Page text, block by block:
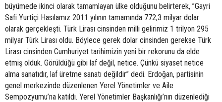
büyümede ikinci olarak tamamlayan ülke olduğunu belirterek, ”Gayri
Safi Yurtiçi Hasılamız 2011 yılının tamamında 772,3 milyar dolar
olarak gerçekleşti. Türk Lirası cinsinden milli gelirimiz 1 trilyon 295
milyar Türk Lirası oldu. Böylece gerek dolar cinsinden gerekse Türk
Lirası cinsinden Cumhuriyet tarihimizin yeni bir rekorunu da elde
etmiş olduk. Görüldüğü gibi laf değil, netice. Çünkü siyaset netice
alma sanatıdır, laf üretme sanatı değildir” dedi. Erdoğan, partisinin
genel merkezinde düzenlenen Yerel Yönetimler ve Aile
Sempozyumu’na katıldı. Yerel Yönetimler Başkanlığı’nın düzenlediği